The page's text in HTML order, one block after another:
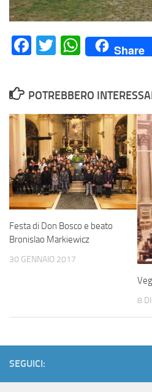
Facebook
TwitterShare
POTREBBERO
Festa di Don Bosco e beato
Bronislao Markiewicz
30 GENNAIO 2017
8
SEGUICI: